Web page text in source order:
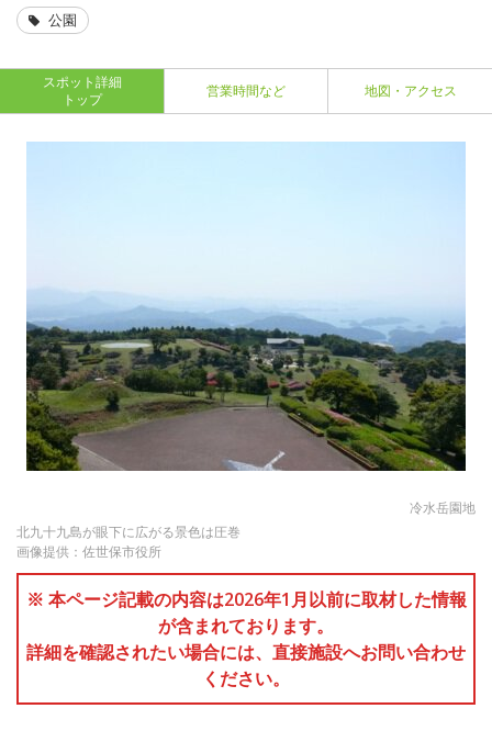
公園
スポット詳細
トップ
営業時間など 地図・アクセス
冷水岳園地
北九十九島が眼下に広がる景色は圧巻
画像提供：佐世保市役所
※ 本ページ記載の内容は2026年1月以前に取材した情報
が含まれております。
詳細を確認されたい場合には、直接施設へお問い合わせ
ください。